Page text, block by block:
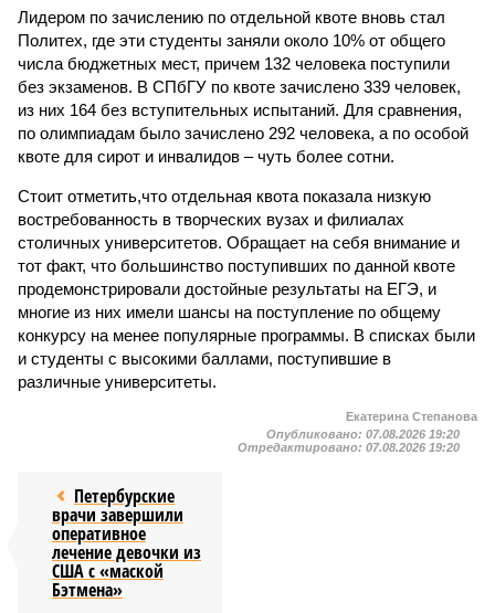
Лидером по зачислению по отдельной квоте вновь стал
Политех, где эти студенты заняли около 10% от общего
числа бюджетных мест, причем 132 человека поступили
без экзаменов. В СПбГУ по квоте зачислено 339 человек,
из них 164 без вступительных испытаний. Для сравнения,
по олимпиадам было зачислено 292 человека, а по особой
квоте для сирот и инвалидов – чуть более сотни.
Стоит отметить,что отдельная квота показала низкую
востребованность в творческих вузах и филиалах
столичных университетов. Обращает на себя внимание и
тот факт, что большинство поступивших по данной квоте
продемонстрировали достойные результаты на ЕГЭ, и
многие из них имели шансы на поступление по общему
конкурсу на менее популярные программы. В списках были
и студенты с высокими баллами, поступившие в
различные университеты.
Екатерина Степанова
Опубликовано: 07.08.2026 19:20
Отредактировано: 07.08.2026 19:20
Петербурские
врачи завершили
оперативное
лечение девочки из
США с «маской
Бэтмена»